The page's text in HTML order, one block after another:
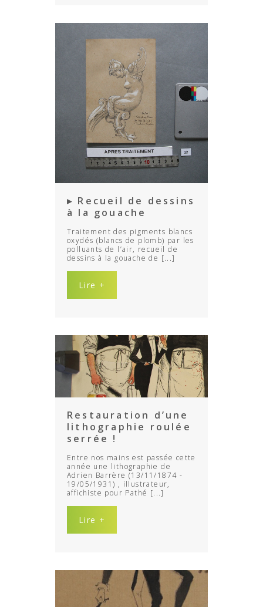
▸ Recueil de dessins
à la gouache
Traitement des pigments blancs
oxydés (blancs de plomb) par les
polluants de l’air, recueil de
dessins à la gouache de [...]
Lire +
Restauration d’une
lithographie roulée
serrée !
Entre nos mains est passée cette
année une lithographie de
Adrien Barrère (13/11/1874 -
19/05/1931) , illustrateur,
affichiste pour Pathé [...]
Lire +